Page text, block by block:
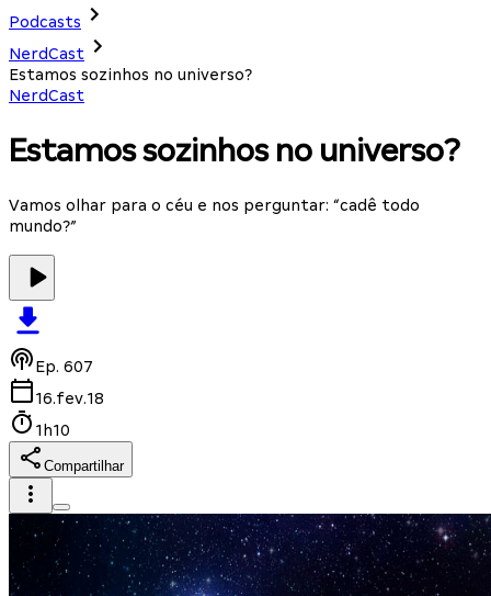
Podcasts
NerdCast
Estamos sozinhos no universo?
NerdCast
Estamos sozinhos no universo?
Vamos olhar para o céu e nos perguntar: “cadê todo
mundo?”
Ep. 607
16.fev.18
1h10
Compartilhar